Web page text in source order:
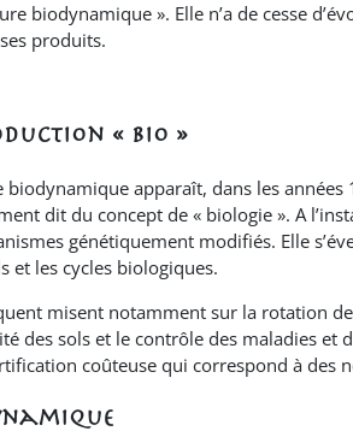
biodynamique ». Elle n’a de cesse
produits.
« bio »
biodynamique apparaît, dans les
dit du concept de « biologie ». A
génétiquement modifiés. Elle
et les cycles biologiques.
misent notamment sur la rotation
des sols et le contrôle des maladies et
coûteuse qui correspond à